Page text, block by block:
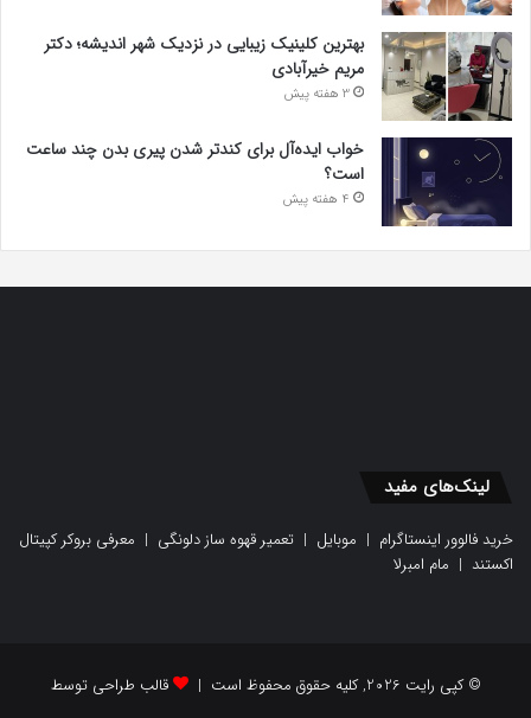
بهترین کلینیک زیبایی در نزدیک شهر اندیشه؛ دکتر
مریم خیرآبادی
3 هفته پیش
خواب ایده‌آل برای کندتر شدن پیری بدن چند ساعت
است؟
4 هفته پیش
لینک‌های مفید
خرید فالوور اینستاگرام | موبایل | تعمیر قهوه ساز دلونگی | معرفی بروکر کپیتال
اکستند | مام امبرلا
© کپی رایت 2026, کلیه حقوق محفوظ است | قالب طراحی توسط